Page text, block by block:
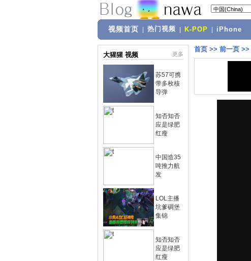
视频首页 热门视频 K-POP iPhone
大猩猩 视频 更多
苏57可携
带多枚核
导弹
知否知否
应是绿肥
红瘦
中国造35
吨推力航
发
LOL主播
坑爹碉堡
集锦
知否知否
应是绿肥
红瘦
首页 >> 前一页 >>